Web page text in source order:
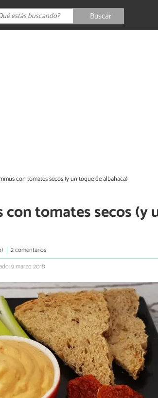
Buscar
con tomates secos (y un toque de albahaca)
con tomates secos (y
2 comentarios
9 marzo 2018